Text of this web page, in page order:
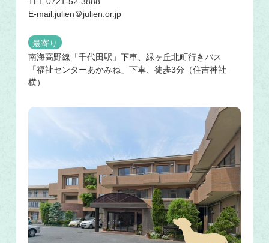
E-mail:julien＠julien.or.jp
最寄り
南海高野線「千代田駅」下車、緑ヶ丘北町行きバス
「福祉センターあかみね」下車、徒歩3分（住吉神社
横）